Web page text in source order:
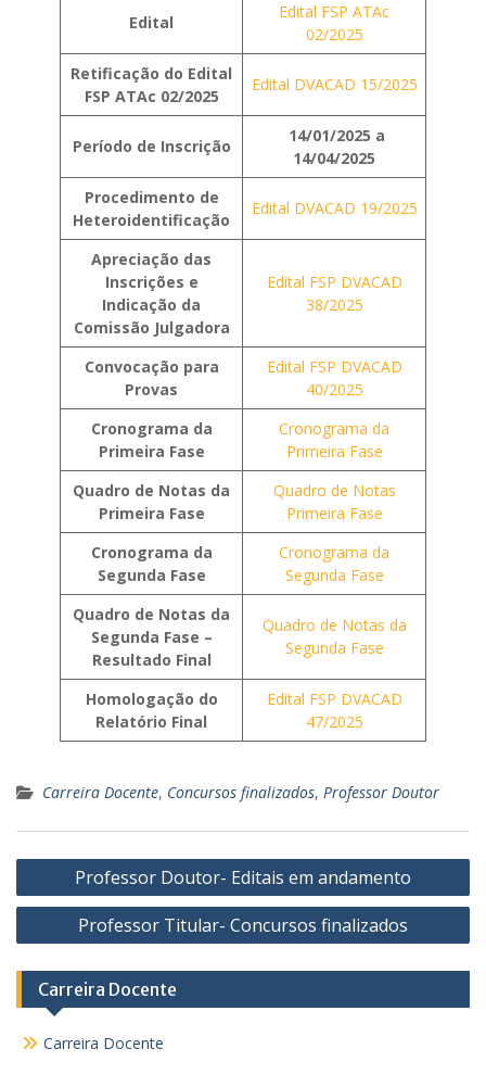
Edital
Edital FSP ATAc
02/2025
Retificação do Edital
FSP ATAc 02/2025
Edital DVACAD 15/2025
Período de Inscrição
14/01/2025 a
14/04/2025
Procedimento de
Heteroidentificação
Edital DVACAD 19/2025
Apreciação das
Inscrições e
Indicação da
Comissão Julgadora
Edital FSP DVACAD
38/2025
Convocação para
Provas
Edital FSP DVACAD
40/2025
Cronograma da
Primeira Fase
Cronograma da
Primeira Fase
Quadro de Notas da
Primeira Fase
Quadro de Notas
Primeira Fase
Cronograma da
Segunda Fase
Cronograma da
Segunda Fase
Quadro de Notas da
Segunda Fase –
Resultado Final
Quadro de Notas da
Segunda Fase
Homologação do
Relatório Final
Edital FSP DVACAD
47/2025
Carreira Docente, Concursos finalizados, Professor Doutor
Navegação
de
Professor Doutor- Editais em andamento
Professor Titular- Concursos finalizados
Carreira Docente
Carreira Docente